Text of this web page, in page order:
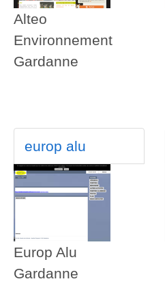
Alteo
Environnement
Gardanne
europ alu
Europ Alu
Gardanne